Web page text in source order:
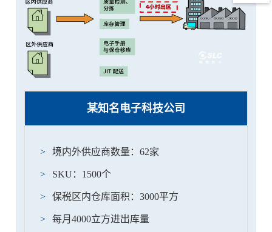
某知名电子科技公司
境内外供应商数量：62家
SKU：1500个
保税区内仓库面积：3000平方
每月4000立方进出库量